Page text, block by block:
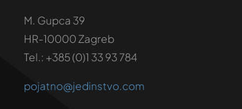
M. Gupca 39
HR-10000 Zagreb
Tel.: +385 (0)1 33 93 784
pojatno@jedinstvo.com